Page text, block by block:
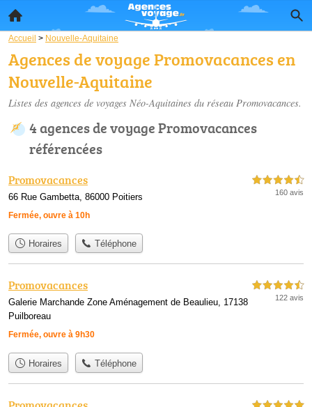
Accueil > Nouvelle-Aquitaine
Agences de voyage Promovacances en
Nouvelle-Aquitaine
Listes des agences de voyages Néo-Aquitaines du réseau Promovacances.
4 agences de voyage Promovacances
référencées
Promovacances
66 Rue Gambetta, 86000 Poitiers
Fermée, ouvre à 10h
4,5 étoiles sur 5
160 avis
Horaires Téléphone
Promovacances
Galerie Marchande Zone Aménagement de Beaulieu, 17138
Puilboreau
Fermée, ouvre à 9h30
4,5 étoiles sur 5
122 avis
Horaires Téléphone
5,0 étoiles sur 5